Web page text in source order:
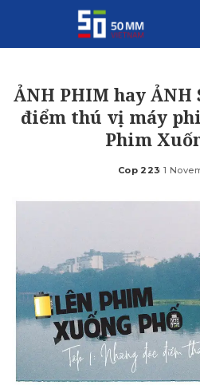
ẢNH PHIM hay ẢNH
điểm thú vị máy
Phim
Posted
Cop 223 1